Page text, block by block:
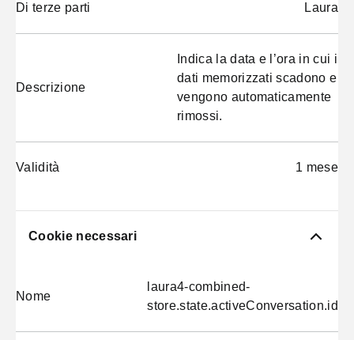
Di terze parti Laura
Descrizione
Indica la data e l’ora in cui i
dati memorizzati scadono e
vengono automaticamente
rimossi.
Validità 1 mese
Cookie necessari
Nome
laura4-combined-
store.state.activeConversation.id